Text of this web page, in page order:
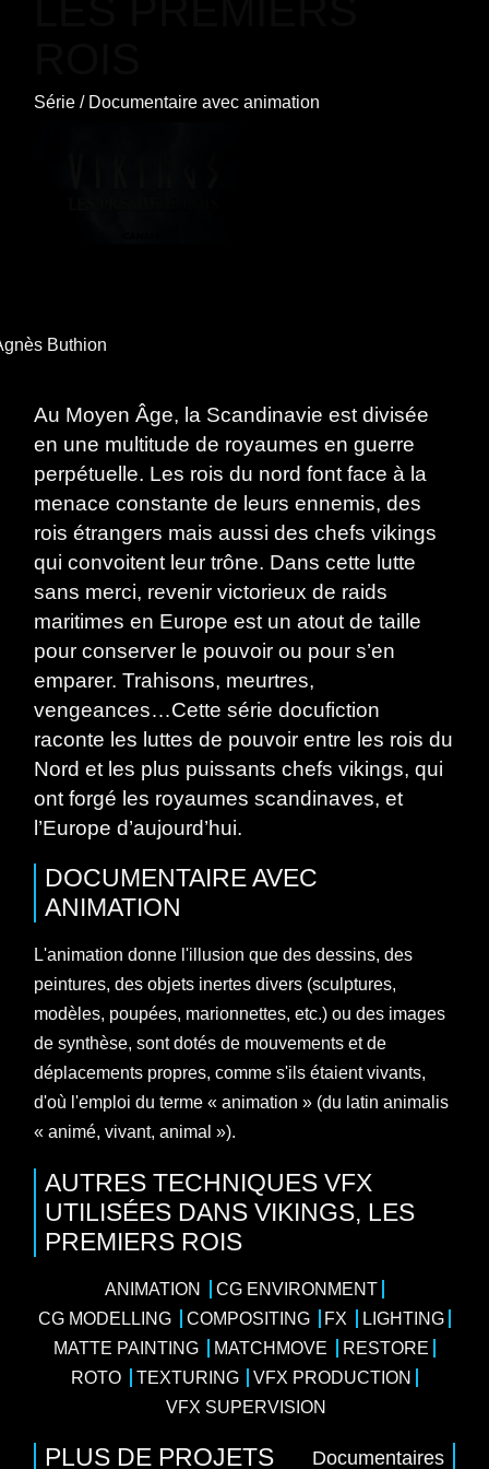
Série / Documentaire avecanimation
Buthion
Au Moyen Âge, la Scandinavie est divisée
en une multitude de royaumes en guerre
perpétuelle. Les rois du nord font face à la
menace constante de leurs ennemis, des
rois étrangers mais aussi des chefs vikings
qui convoitent leur trône. Dans cette lutte
sans merci, revenir victorieux de raids
maritimes en Europe est un atout de taille
pour conserver le pouvoir ou pour s’en
emparer. Trahisons, meurtres,
vengeances…Cette série docufiction
raconte les luttes de pouvoir entre les rois du
Nord et les plus puissants chefs vikings, qui
ont forgé les royaumes scandinaves, et
l’Europe d’aujourd’hui.
DOCUMENTAIREAVEC
ANIMATION
L'animation donne l'illusion que des dessins, des
peintures, des objets inertes divers (sculptures,
modèles, poupées, marionnettes, etc.) ou des images
de synthèse, sont dotés de mouvements et de
déplacements propres, comme s'ils étaient vivants,
d'où l'emploi du terme « animation » (du latin animalis
« animé, vivant, animal »).
AUTRES TECHNIQUES VFX
UTILISÉES DANS VIKINGS, LES
PREMIERS ROIS
ANIMATION
CG ENVIRONMENT
CG MODELLING
COMPOSITING FX
LIGHTING
MATTE PAINTING
MATCHMOVE
RESTORE
ROTO
TEXTURING
VFX PRODUCTION
VFX SUPERVISION
PLUS DE PROJETS Documentaires